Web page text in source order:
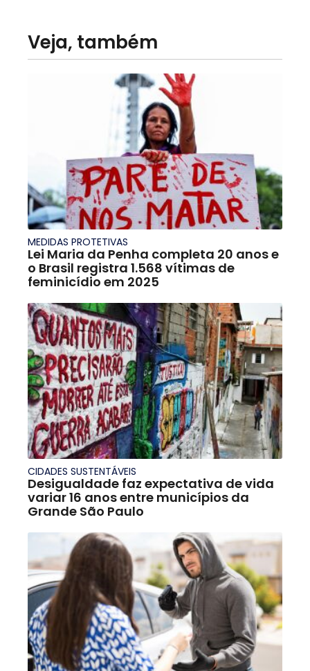
Veja, também
MEDIDAS PROTETIVAS
Lei Maria da Penha completa 20 anos e
o Brasil registra 1.568 vítimas de
feminicídio em 2025
CIDADES SUSTENTÁVEIS
Desigualdade faz expectativa de vida
variar 16 anos entre municípios da
Grande São Paulo